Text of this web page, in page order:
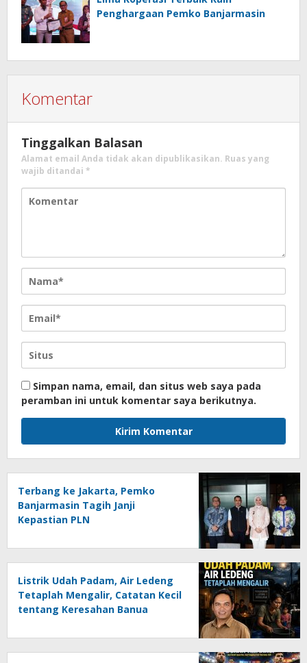
Penghargaan Pemko Banjarmasin
Komentar
Tinggalkan Balasan
Alamat email Anda tidak akan dipublikasikan. Ruas yang
wajib ditandai *
Simpan nama, email, dan situs web saya pada
peramban ini untuk komentar saya berikutnya.
Terbang ke Jakarta, Pemko
Banjarmasin Tagih Janji
Kepastian PLN
Listrik Udah Padam, Air Ledeng
Tetaplah Mengalir, Catatan Kecil
tentang Keresahan Banua
Ancaman Lingkungan, Oleh :
Helmi Rifai, SH